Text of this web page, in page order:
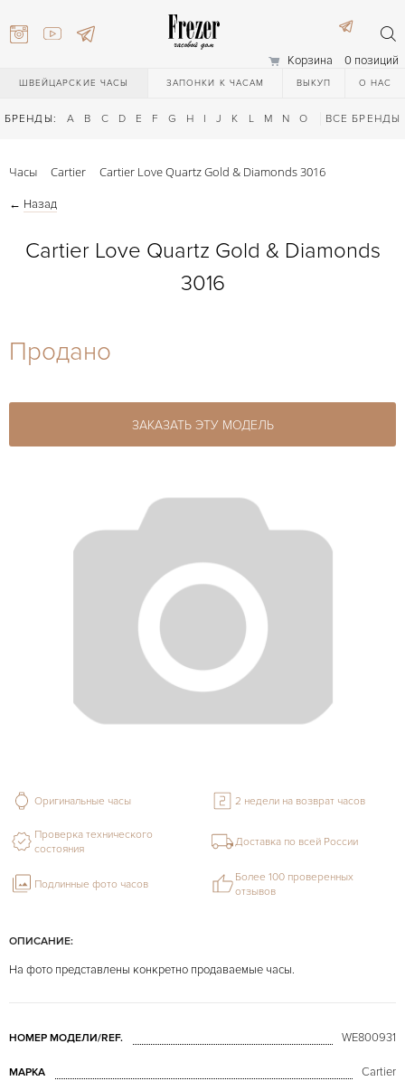
Корзина 0 позиций
ШВЕЙЦАРСКИЕ ЧАСЫ ЗАПОНКИ К ЧАСАМ ВЫКУП О НАС
БРЕНДЫ: A B C D E F G H I J K L M N O Q R S T
ВСЕ БРЕНДЫ
27-44
Часы Cartier Cartier Love Quartz Gold & Diamonds 3016
← Назад
Cartier Love Quartz Gold & Diamonds
3016
Продано
ЗАКАЗАТЬ ЭТУ МОДЕЛЬ
ОПИСАНИЕ:
На фото представлены конкретно продаваемые часы.
НОМЕР МОДЕЛИ/REF. WE800931
МАРКА Cartier
Оригинальные часы 2 недели на возврат часов
Проверка технического
состояния
Доставка по всей России
Подлинные фото часов
Более 100 проверенных
отзывов